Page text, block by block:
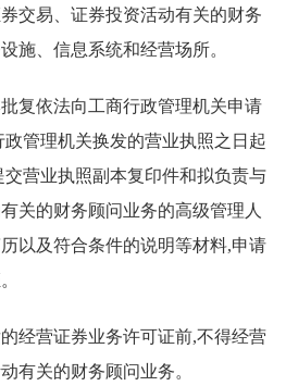
交易、证券投资活动有关的财务
施、信息系统和经营场所。
复依法向工商行政管理机关申请
管理机关换发的营业执照之日起
营业执照副本复印件和拟负责与
关的财务顾问业务的高级管理人
以及符合条件的说明等材料,申请
经营证券业务许可证前,不得经营
有关的财务顾问业务。